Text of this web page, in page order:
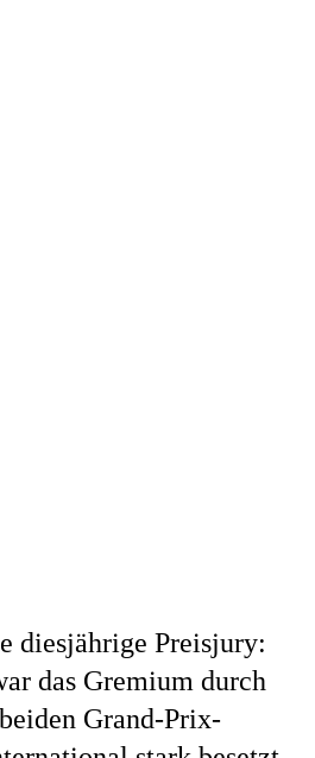
diesjährige Preisjury:
das Gremium durch
Grand-Prix-